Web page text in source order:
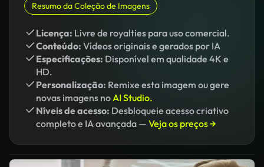
Resumo da Coleção de Imagens
Licença: Livre de royalties para uso comercial.
Conteúdo: Vídeos originais e gerados por IA
Especificações: Disponível em qualidade 4K e
HD.
Personalização: Remixe esta imagem ou gere
novas imagens noAI Studio.
Níveis de acesso: Desbloqueie acesso criativo
completo e IA avançada — Veja os preços →